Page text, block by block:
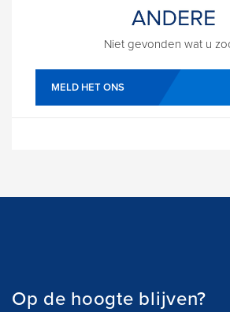
Niet gevonden wat u
MELD HET ONS
Op de hoogte blijven?